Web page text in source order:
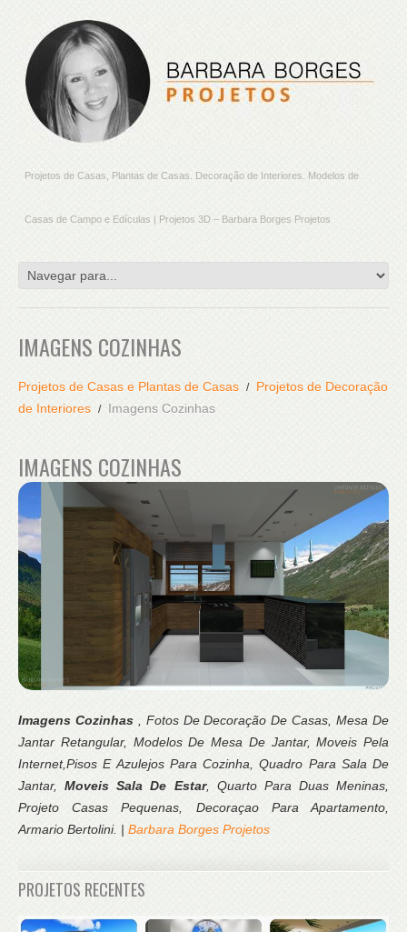
Projetos de Casas, Plantas de Casas. Decoração de Interiores. Modelos de
Casas de Campo e Edículas | Projetos 3D – Barbara Borges Projetos
IMAGENS COZINHAS
Projetos de Casas e Plantas de Casas
Projetos de Decoração
de Interiores
Imagens Cozinhas
IMAGENS COZINHAS
Imagens Cozinhas , Fotos De Decoração De Casas, Mesa De
Jantar Retangular, Modelos De Mesa De Jantar, Moveis Pela
Internet,Pisos E Azulejos Para Cozinha, Quadro Para Sala De
Jantar,Moveis Sala De Estar, Quarto Para Duas Meninas,
Projeto Casas Pequenas, Decoraçao Para Apartamento,
Armario Bertolini. | Barbara Borges Projetos
PROJETOS RECENTES